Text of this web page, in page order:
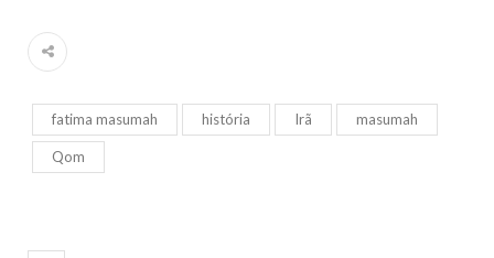
fatima masumah história Irã masumah
Qom